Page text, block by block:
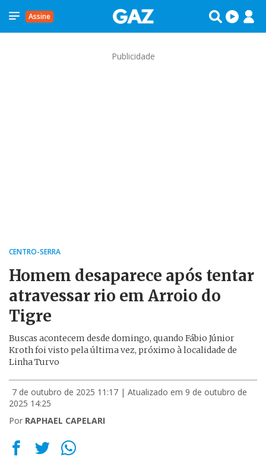
Assine
Publicidade
CENTRO-SERRA
Homem desaparece após tentar
atravessar rio em Arroio do
Tigre
Buscas acontecem desde domingo, quando Fábio Júnior
Kroth foi visto pela última vez, próximo à localidade de
Linha Turvo
7 de outubro de 2025 11:17 | Atualizado em 9 de outubro de
2025 14:25
Por RAPHAEL CAPELARI